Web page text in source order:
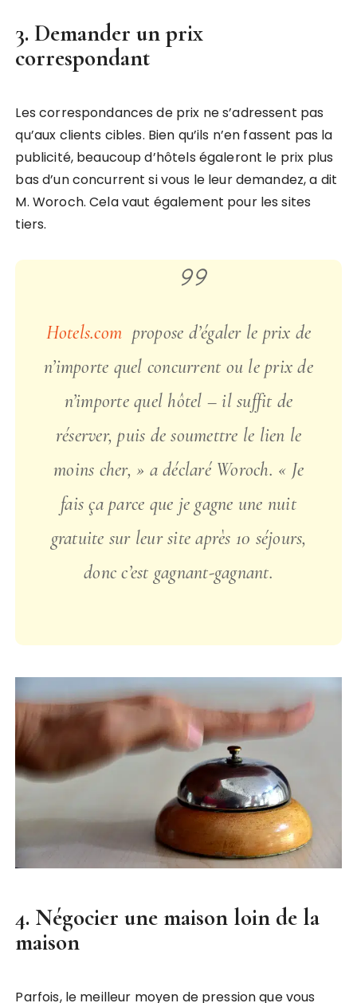
3. Demander un prix
correspondant
Les correspondances de prix ne s’adressent pas
qu’aux clients cibles. Bien qu’ils n’en fassent pas la
publicité, beaucoup d’hôtels égaleront le prix plus
bas d’un concurrent si vous le leur demandez, a dit
M. Woroch. Cela vaut également pour les sites
tiers.
Hotels.com propose d’égaler le prix de
n’importe quel concurrent ou le prix de
n’importe quel hôtel – il suffit de
réserver, puis de soumettre le lien le
moins cher, » a déclaré Woroch. « Je
fais ça parce que je gagne une nuit
gratuite sur leur site après 10 séjours,
donc c’est gagnant-gagnant.
4. Négocier une maison loin de la
maison
Parfois, le meilleur moyen de pression que vous